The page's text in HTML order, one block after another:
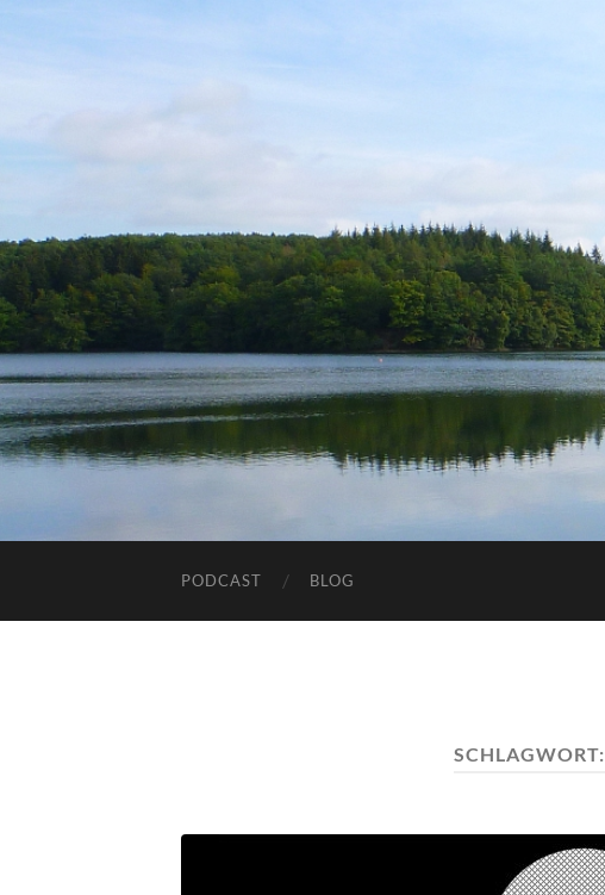
PODCAST BLOG
SCHLAGWORT: